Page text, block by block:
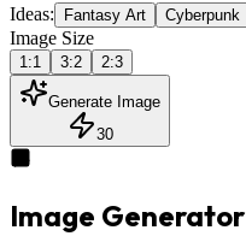
Ideas: Fantasy Art Cyberpunk
Image Size
1:1 3:2 2:3
Generate Image
30
Image Generator